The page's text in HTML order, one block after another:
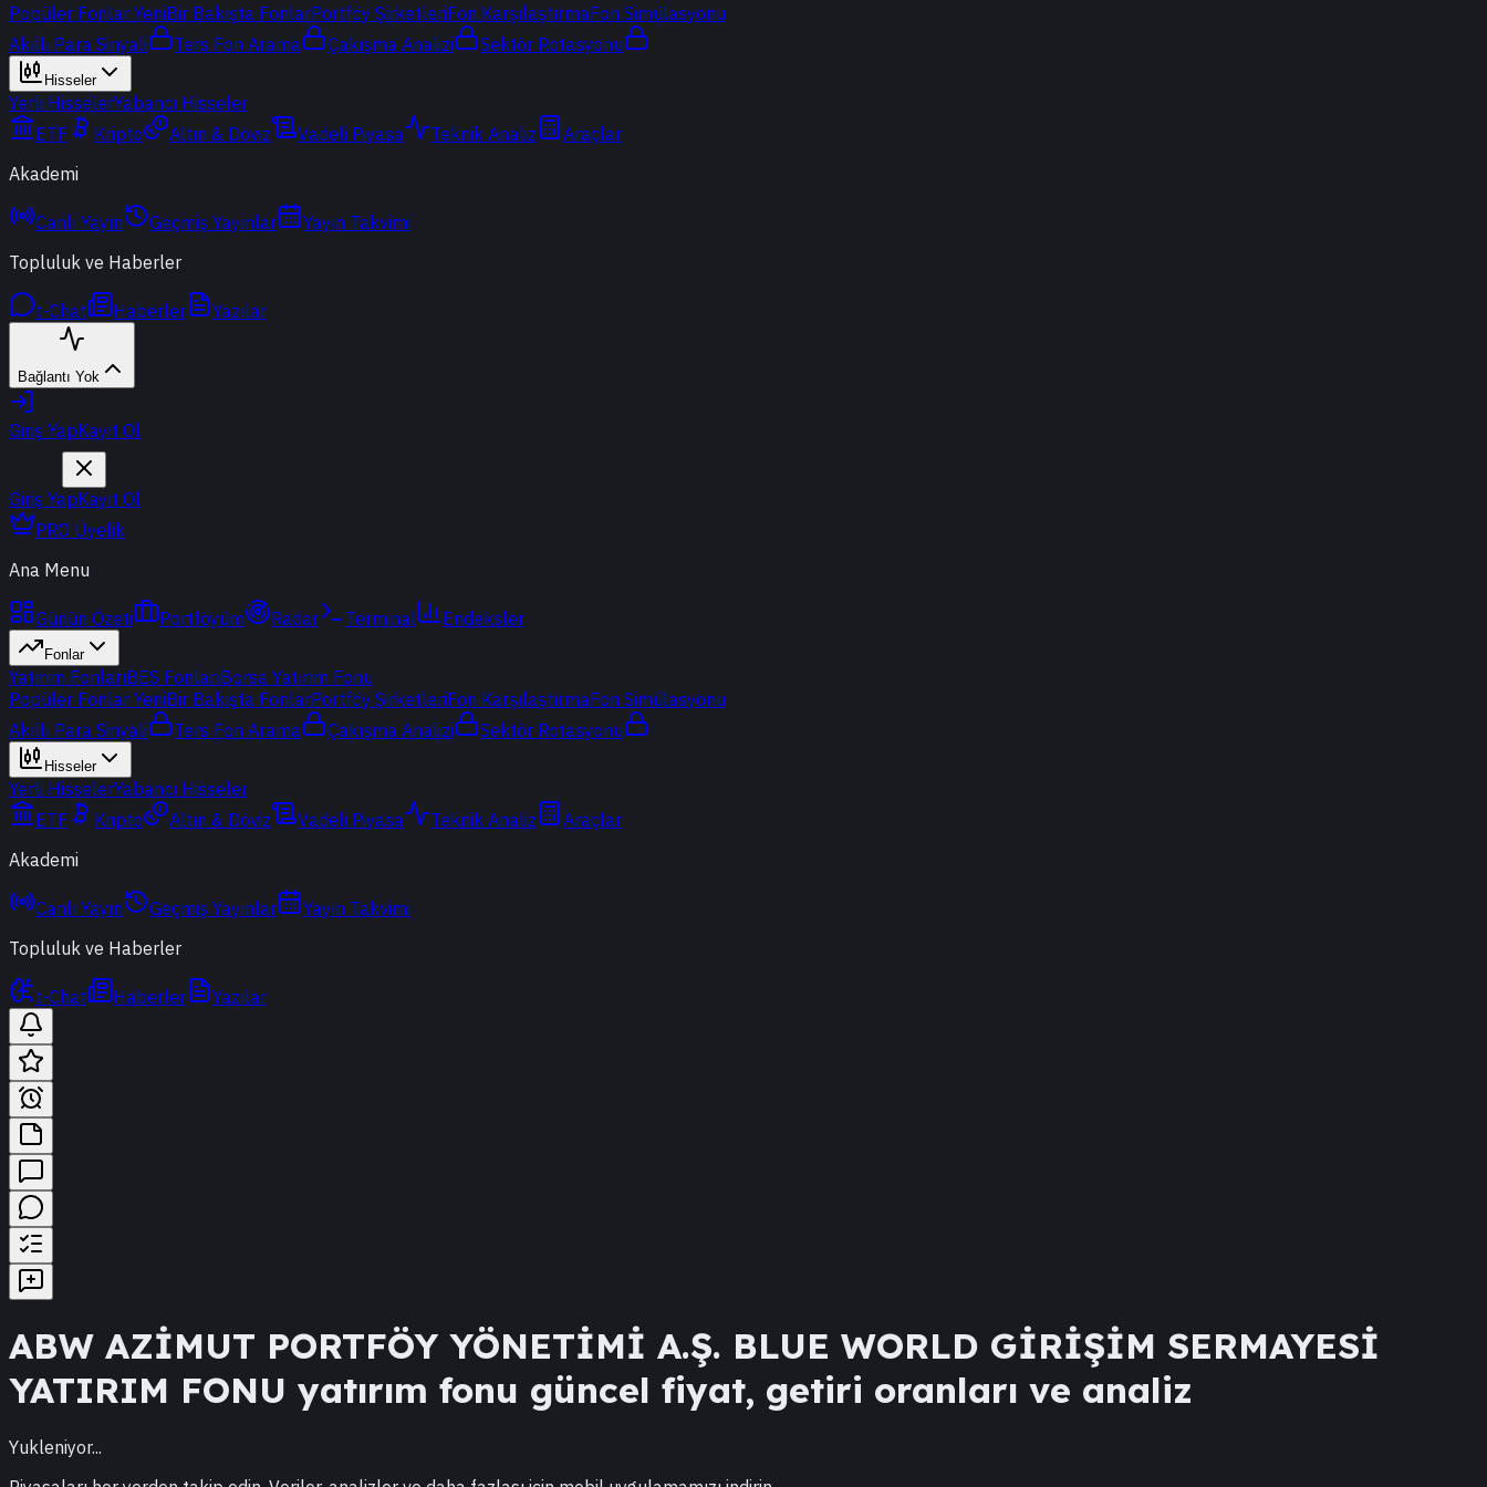
Popüler Fonlar YeniBir Bakışta FonlarPortföy ŞirketleriFon KarşılaştırmaFon Simülasyonu
Akıllı Para Sinyali
Ters Fon Arama Çakışma Analizi Sektör Rotasyonu
Hisseler
Yerli HisselerYabancı Hisseler
ETF
Kripto Altın & Döviz Vadeli Piyasa Teknik Analiz
Araçlar
Akademi
Canlı Yayın Geçmiş Yayınlar
Yayın Takvimi
Topluluk ve Haberler
t-Chat Haberler Yazılar
Bağlantı Yok
Giriş YapKayıt Ol
Giriş YapKayıt Ol
PRO Üyelik
Ana Menu
Günün Özeti Portföyüm Radar Terminal Endeksler
Fonlar
Yatırım FonlarıBES FonlarıBorsa Yatırım Fonu
Popüler Fonlar YeniBir Bakışta FonlarPortföy ŞirketleriFon KarşılaştırmaFon Simülasyonu
Akıllı Para Sinyali
Ters Fon Arama Çakışma Analizi Sektör Rotasyonu
Hisseler
Yerli HisselerYabancı Hisseler
ETF
Kripto Altın & Döviz Vadeli Piyasa Teknik Analiz
Araçlar
Akademi
Canlı Yayın Geçmiş Yayınlar
Yayın Takvimi
Topluluk ve Haberler
t-Chat Haberler Yazılar
ABW AZİMUT PORTFÖY YÖNETİMİ A.Ş. BLUE WORLD GİRİŞİM SERMAYESİ
YATIRIM FONU yatırım fonu güncel fiyat, getiri oranları ve analiz
Yukleniyor...